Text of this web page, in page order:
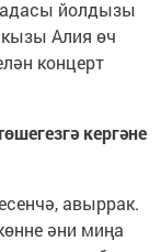
йолдызы
Алия өч
концерт
кергәне
авыррак.
әни миңа